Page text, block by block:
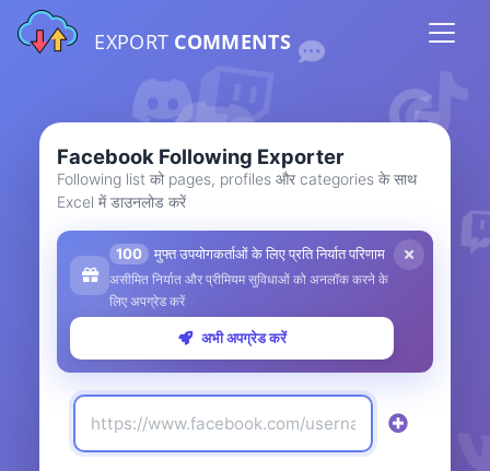
EXPORT COMMENTS
Facebook Following Exporter
Following list को pages, profiles और categories के साथ
Excel में डाउनलोड करें
100 मुफ्त उपयोगकर्ताओं के लिए प्रति निर्यात परिणाम
असीमित निर्यात और प्रीमियम सुविधाओं को अनलॉक करने के
लिए अपग्रेड करें
अभी अपग्रेड करें